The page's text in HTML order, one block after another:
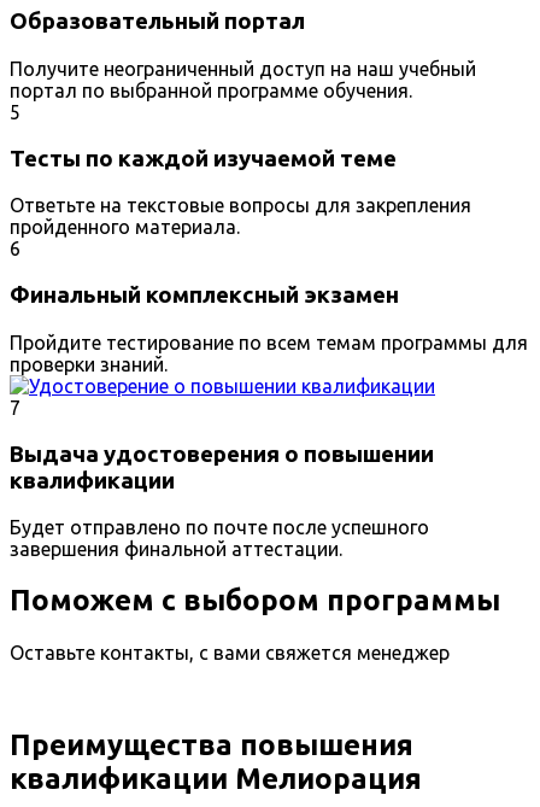
Образовательный портал
Получите неограниченный доступ на наш учебный
портал по выбранной программе обучения.
5
Тесты по каждой изучаемой теме
Ответьте на текстовые вопросы для закрепления
пройденного материала.
6
Финальный комплексный экзамен
Пройдите тестирование по всем темам программы для
проверки знаний.
7
Выдача удостоверения о повышении
квалификации
Будет отправлено по почте после успешного
завершения финальной аттестации.
Поможем с выбором программы
Оставьте контакты, с вами свяжется менеджер
Преимущества повышения
квалификации Мелиорация